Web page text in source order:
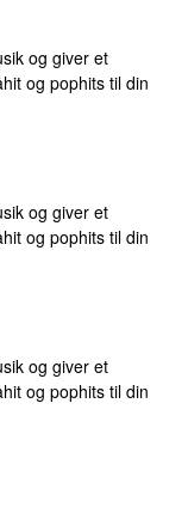
og giver et
og pophits til din
og giver et
og pophits til din
og giver et
og pophits til din